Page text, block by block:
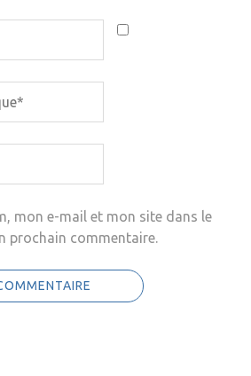
mon e-mail et mon site dans le
prochain commentaire.